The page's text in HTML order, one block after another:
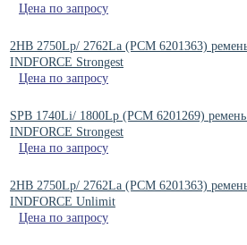
Цена по запросу
2HB 2750Lp/ 2762La (PCM 6201363)
INDFORCE Strongest
Цена по запросу
SPB 1740Li/ 1800Lp (PCM 6201269)
INDFORCE Strongest
Цена по запросу
2HB 2750Lp/ 2762La (PCM 6201363)
INDFORCE Unlimit
Цена по запросу